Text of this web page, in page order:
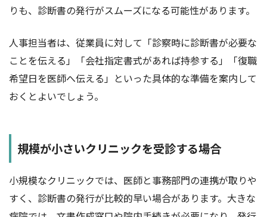
りも、診断書の発行がスムーズになる可能性があります。
人事担当者は、従業員に対して「診察時に診断書が必要な
ことを伝える」「会社指定書式があれば持参する」「復職
希望日を医師へ伝える」といった具体的な準備を案内して
おくとよいでしょう。
規模が小さいクリニックを受診する場合
小規模なクリニックでは、医師と事務部門の連携が取りや
すく、診断書の発行が比較的早い場合があります。大きな